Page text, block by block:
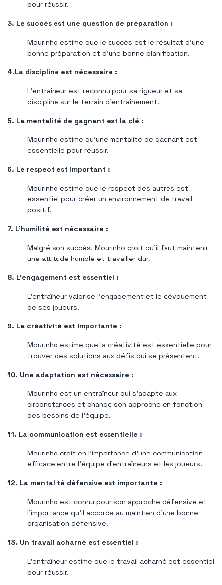
pour réussir.
3. Le succès est une question de préparation :
Mourinho estime que le succès est le résultat d'une
bonne préparation et d'une bonne planification.
4.La discipline est nécessaire :
L'entraîneur est reconnu pour sa rigueur et sa
discipline sur le terrain d'entraînement.
5. La mentalité de gagnant est la clé :
Mourinho estime qu'une mentalité de gagnant est
essentielle pour réussir.
6. Le respect est important :
Mourinho estime que le respect des autres est
essentiel pour créer un environnement de travail
positif.
7. L'humilité est nécessaire :
Malgré son succès, Mourinho croit qu'il faut maintenir
une attitude humble et travailler dur.
8. L’engagement est essentiel :
L'entraîneur valorise l'engagement et le dévouement
de ses joueurs.
9. La créativité est importante :
Mourinho estime que la créativité est essentielle pour
trouver des solutions aux défis qui se présentent.
10. Une adaptation est nécessaire :
Mourinho est un entraîneur qui s'adapte aux
circonstances et change son approche en fonction
des besoins de l'équipe.
11. La communication est essentielle :
Mourinho croit en l'importance d'une communication
efficace entre l'équipe d'entraîneurs et les joueurs.
12. La mentalité défensive est importante :
Mourinho est connu pour son approche défensive et
l'importance qu'il accorde au maintien d'une bonne
organisation défensive.
13. Un travail acharné est essentiel :
L'entraîneur estime que le travail acharné est essentiel
pour réussir.